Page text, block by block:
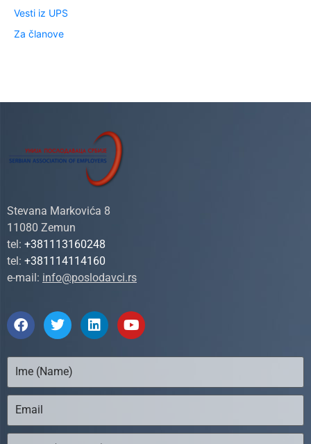
Vesti iz UPS
Za članove
Stevana Markovića 8
11080 Zemun
tel: +381113160248
tel: +381114114160
e-mail: info@poslodavci.rs